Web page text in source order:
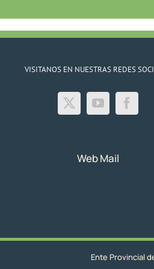
VISITANOS EN NUESTRAS REDES
Web Mail
Ente Provincial